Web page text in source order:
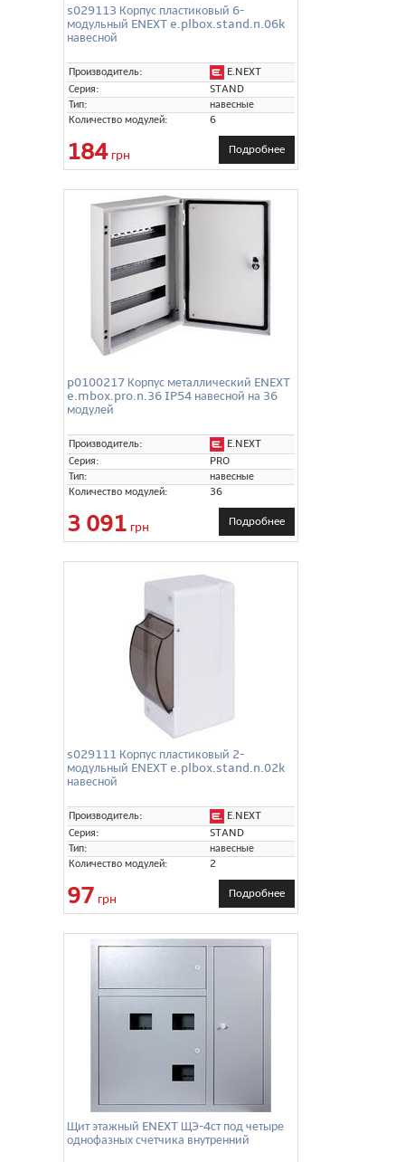
s029113 Корпус пластиковый 6-
модульный ENEXT e.plbox.stand.n.06k
навесной
Производитель:
E.NEXT
Серия:
STAND
Тип:
навесные
Количество модулей:
6
184грн Подробнее
p0100217 Корпус металлический ENEXT
e.mbox.pro.n.36 IP54 навесной на 36
модулей
Производитель:
E.NEXT
Серия:
PRO
Тип:
навесные
Количество модулей:
36
3 091 грн Подробнее
s029111 Корпус пластиковый 2-
модульный ENEXT e.plbox.stand.n.02k
навесной
Производитель:
E.NEXT
Серия:
STAND
Тип:
навесные
Количество модулей:
2
97 грн Подробнее
Щит этажный ENEXT ЩЭ-4ст под четыре
однофазных счетчика внутренний